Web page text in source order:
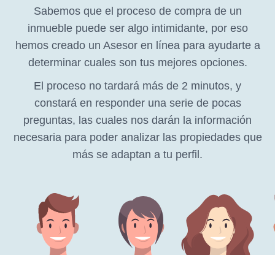
Sabemos que el proceso de compra de un
inmueble puede ser algo intimidante, por eso
hemos creado un Asesor en línea para ayudarte a
determinar cuales son tus mejores opciones.
El proceso no tardará más de 2 minutos, y
constará en responder una serie de pocas
preguntas, las cuales nos darán la información
necesaria para poder analizar las propiedades que
más se adaptan a tu perfil.